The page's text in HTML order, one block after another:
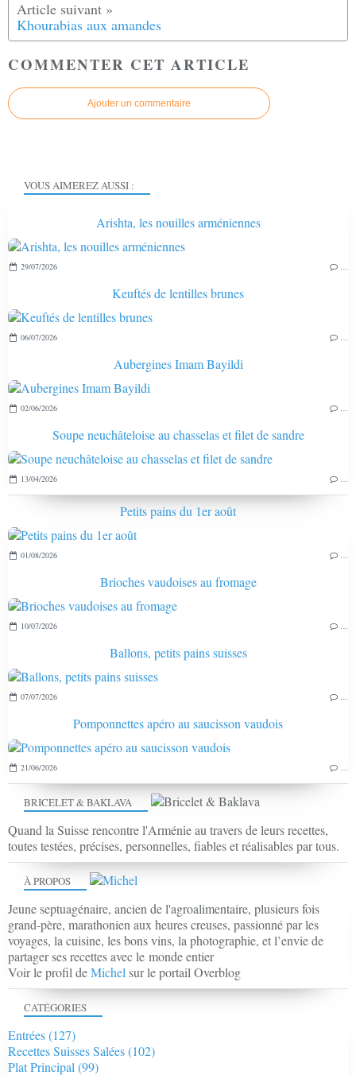
Khourabias aux amandes
COMMENTER CET ARTICLE
Ajouter un commentaire
BRICELET & BAKLAVA
Quand la Suisse rencontre l'Arménie au travers de leurs recettes,
toutes testées, précises, personnelles, fiables et réalisables par tous.
À PROPOS
Jeune septuagénaire, ancien de l'agroalimentaire, plusieurs fois
grand-père, marathonien aux heures creuses, passionné par les
voyages, la cuisine, les bons vins, la photographie, et l’envie de
partager ses recettes avec le monde entier
Voir le profil deMichel sur le portail Overblog
VOUS AIMEREZ AUSSI :
Arishta, les nouilles arméniennes
29/07/2026
Keuftés de lentilles brunes
06/07/2026
Aubergines Imam Bayildi
02/06/2026
Soupe neuchâteloise au chasselas et filet de sandre
13/04/2026
Petits pains du 1er août
01/08/2026
Brioches vaudoises au fromage
10/07/2026
Ballons, petits pains suisses
07/07/2026
Pomponnettes apéro au saucisson vaudois
21/06/2026
CATÉGORIES
Entrées(127)
Recettes Suisses Salées(102)
Plat Principal (99)